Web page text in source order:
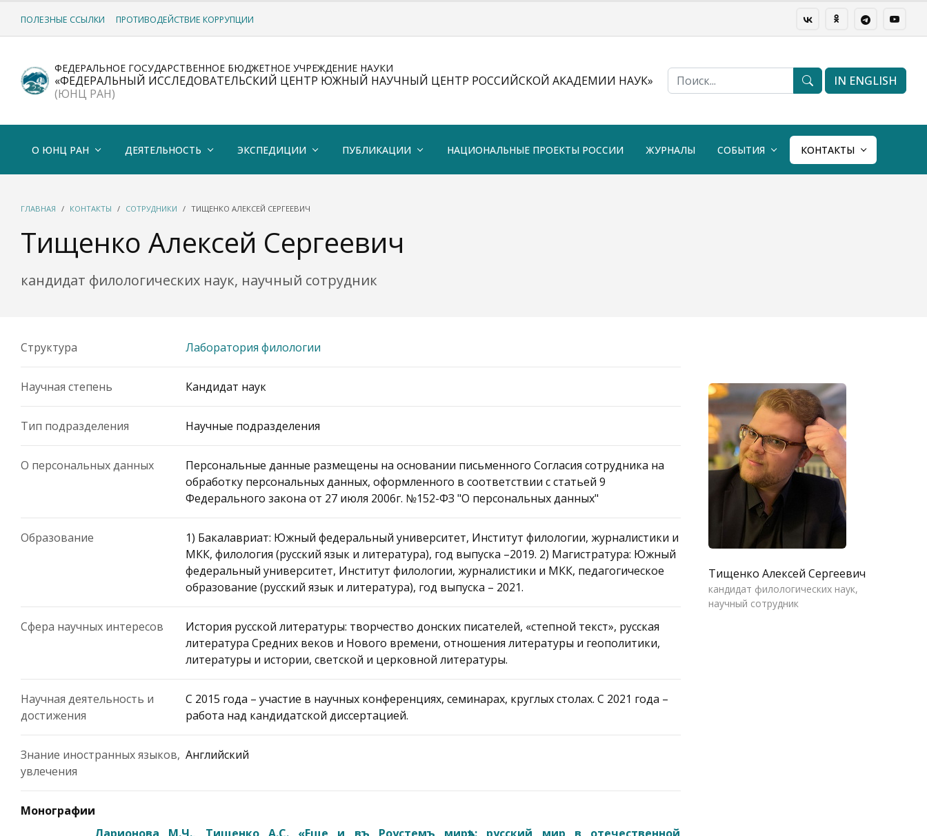
ПОЛЕЗНЫЕ ССЫЛКИ ПРОТИВОДЕЙСТВИЕ КОРРУПЦИИ
ФЕДЕРАЛЬНОЕ ГОСУДАРСТВЕННОЕ БЮДЖЕТНОЕ УЧРЕЖДЕНИЕ НАУКИ
«ФЕДЕРАЛЬНЫЙ ИССЛЕДОВАТЕЛЬСКИЙ ЦЕНТР ЮЖНЫЙ НАУЧНЫЙ ЦЕНТР РОССИЙСКОЙ АКАДЕМИИ НАУК»
(ЮНЦ РАН)
IN ENGLISH
О ЮНЦ РАН ДЕЯТЕЛЬНОСТЬ ЭКСПЕДИЦИИ ПУБЛИКАЦИИ НАЦИОНАЛЬНЫЕ ПРОЕКТЫ РОССИИ ЖУРНАЛЫ СОБЫТИЯ КОНТАКТЫ
ГЛАВНАЯ КОНТАКТЫ СОТРУДНИКИ ТИЩЕНКО АЛЕКСЕЙ СЕРГЕЕВИЧ
Тищенко Алексей Сергеевич
кандидат филологических наук, научный сотрудник
Структура Лаборатория филологии
Научная степень Кандидат наук
Тип подразделения Научные подразделения
О персональных данных
Персональные данные размещены на основании письменного Согласия сотрудника на
обработку персональных данных, оформленного в соответствии с статьей 9
Федерального закона от 27 июля 2006г. №152-ФЗ "О персональных данных"
Образование
1) Бакалавриат: Южный федеральный университет, Институт филологии, журналистики и
МКК, филология (русский язык и литература), год выпуска –2019. 2) Магистратура: Южный
федеральный университет, Институт филологии, журналистики и МКК, педагогическое
образование (русский язык и литература), год выпуска – 2021.
Сфера научных интересов
История русской литературы: творчество донских писателей, «степной текст», русская
литература Средних веков и Нового времени, отношения литературы и геополитики,
литературы и истории, светской и церковной литературы.
Научная деятельность и
достижения
С 2015 года – участие в научных конференциях, семинарах, круглых столах. С 2021 года –
работа над кандидатской диссертацией.
Знание иностранных языков,
увлечения
Английский
Монографии
Тищенко Алексей Сергеевич
кандидат филологических наук,
научный сотрудник